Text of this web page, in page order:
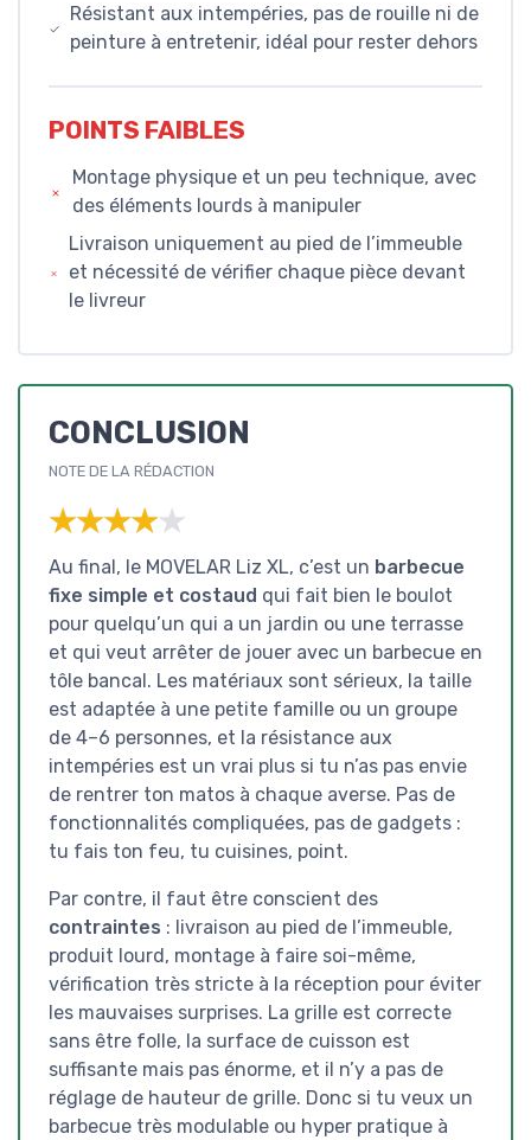
Résistant aux intempéries, pas de rouille ni de
peinture à entretenir, idéal pour rester dehors
POINTS FAIBLES
Montage physique et un peu technique, avec
des éléments lourds à manipuler
Livraison uniquement au pied de l’immeuble
et nécessité de vérifier chaque pièce devant
le livreur
CONCLUSION
NOTE DE LA RÉDACTION
★★★★★
★★★★★
Au final, le MOVELAR Liz XL, c’est un barbecue
fixe simple et costaud qui fait bien le boulot
pour quelqu’un qui a un jardin ou une terrasse
et qui veut arrêter de jouer avec un barbecue en
tôle bancal. Les matériaux sont sérieux, la taille
est adaptée à une petite famille ou un groupe
de 4–6 personnes, et la résistance aux
intempéries est un vrai plus si tu n’as pas envie
de rentrer ton matos à chaque averse. Pas de
fonctionnalités compliquées, pas de gadgets :
tu fais ton feu, tu cuisines, point.
Par contre, il faut être conscient des
contraintes : livraison au pied de l’immeuble,
produit lourd, montage à faire soi-même,
vérification très stricte à la réception pour éviter
les mauvaises surprises. La grille est correcte
sans être folle, la surface de cuisson est
suffisante mais pas énorme, et il n’y a pas de
réglage de hauteur de grille. Donc si tu veux un
barbecue très modulable ou hyper pratique à